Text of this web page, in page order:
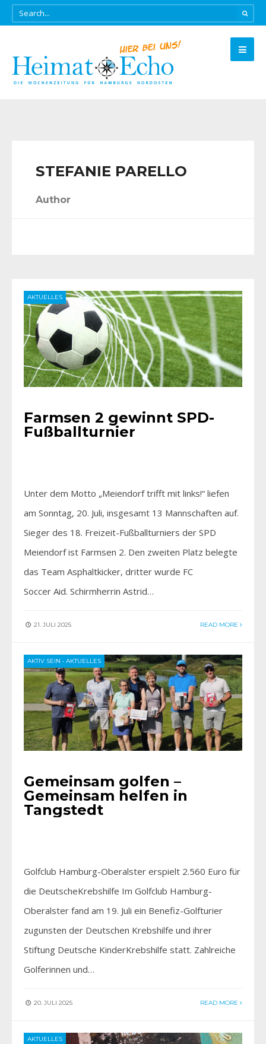
STEFANIE PARELLO
Author
AKTUELLES
Farmsen 2 gewinnt SPD-
Fußballturnier
Unter dem Motto „Meiendorf trifft mit links!“ liefen
am Sonntag, 20. Juli, insgesamt 13 Mannschaften auf.
Sieger des 18. Freizeit-Fußballturniers der SPD
Meiendorf ist Farmsen 2. Den zweiten Platz belegte
das Team Asphaltkicker, dritter wurde FC
Soccer Aid. Schirmherrin Astrid…
21. JULI 2025 READ MORE
AKTIV SEIN • AKTUELLES
Gemeinsam golfen –
Gemeinsam helfen in
Tangstedt
Golfclub Hamburg-Oberalster erspielt 2.560 Euro für
die DeutscheKrebshilfe Im Golfclub Hamburg-
Oberalster fand am 19. Juli ein Benefiz-Golfturier
zugunsten der Deutschen Krebshilfe und ihrer
Stiftung Deutsche KinderKrebshilfe statt. Zahlreiche
Golferinnen und…
20. JULI 2025 READ MORE
AKTUELLES